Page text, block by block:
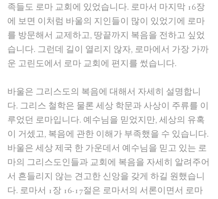
족들도 로마 교회에 있었습니다. 로마서 마지막 16장
에 보면 이처럼 바울의 지인들이 많이 있었기에 로마
를 방문해서 교제하고, 땅끝까지 복음을 전하고 싶었
습니다. 그런데 길이 열리지 않자, 로마에서 가장 가까
운 고린도에서 로마 교회에 편지를 썼습니다.
바울은 그리스도의 복음에 대해서 자세히 설명합니
다. 그리스 철학은 물론 세상 학문과 사상이 주류를 이
루었던 로마입니다. 예수님을 믿었지만, 세상의 유혹
이 거셌고, 복음에 관한 이해가 부족했을 수 있습니다.
바울은 세상 제국 한 가운데서 예수님을 믿고 있는 로
마의 그리스도인들과 교회에 복음을 자세히 알려주어
서 흔들리지 않는 견고한 신앙을 갖게 하길 원했습니
다. 로마서 1장 16-17절은 로마서의 서론이면서 로마